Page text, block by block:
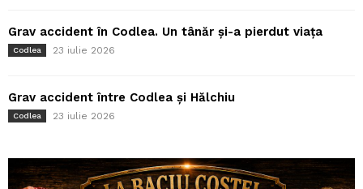
Grav accident în Codlea. Un tânăr și-a pierdut viața
Codlea 23 iulie 2026
Grav accident între Codlea și Hălchiu
Codlea 23 iulie 2026